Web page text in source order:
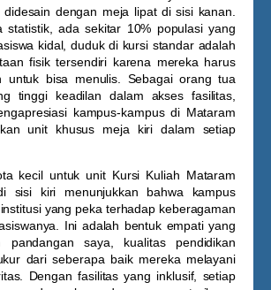
didesain dengan meja lipat di sisi kanan.
statistik, ada sekitar 10% populasi yang
kidal, duduk di kursi standar adalah
fisik tersendiri karena mereka harus
untuk bisa menulis. Sebagai orang tua
tinggi keadilan dalam akses fasilitas,
kampus-kampus di Mataram
unit khusus meja kiri dalam setiap
kecil untuk unit Kursi Kuliah Mataram
sisi kiri menunjukkan bahwa kampus
yang peka terhadap keberagaman
Ini adalah bentuk empati yang
pandangan saya, kualitas pendidikan
dari seberapa baik mereka melayani
Dengan fasilitas yang inklusif, setiap